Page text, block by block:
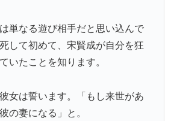
単なる遊び相手だと思い込んで
して初めて、宋賢成が自分を狂
いたことを知ります。
女は誓います。「もし来世があ
の妻になる」と。